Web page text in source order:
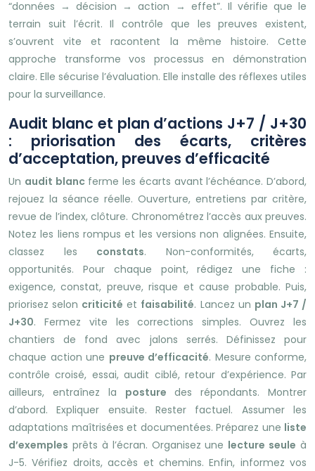
“données → décision → action → effet”. Il vérifie que le
terrain suit l’écrit. Il contrôle que les preuves existent,
s’ouvrent vite et racontent la même histoire. Cette
approche transforme vos processus en démonstration
claire. Elle sécurise l’évaluation. Elle installe des réflexes utiles
pour la surveillance.
Audit blanc et plan d’actions J+7 / J+30
: priorisation des écarts, critères
d’acceptation, preuves d’efficacité
Un audit blancferme les écarts avant l’échéance. D’abord,
rejouez la séance réelle. Ouverture, entretiens par critère,
revue de l’index, clôture. Chronométrez l’accès aux preuves.
Notez les liens rompus et les versions non alignées. Ensuite,
classez les constats. Non-conformités, écarts,
opportunités. Pour chaque point, rédigez une fiche :
exigence, constat, preuve, risque et cause probable. Puis,
priorisez selon criticité et faisabilité. Lancez un plan J+7 /
J+30. Fermez vite les corrections simples. Ouvrez les
chantiers de fond avec jalons serrés. Définissez pour
chaque action une preuve d’efficacité. Mesure conforme,
contrôle croisé, essai, audit ciblé, retour d’expérience. Par
ailleurs, entraînez la posture des répondants. Montrer
d’abord. Expliquer ensuite. Rester factuel. Assumer les
adaptations maîtrisées et documentées. Préparez une liste
d’exemples prêts à l’écran. Organisez une lecture seule à
J-5. Vérifiez droits, accès et chemins. Enfin, informez vos